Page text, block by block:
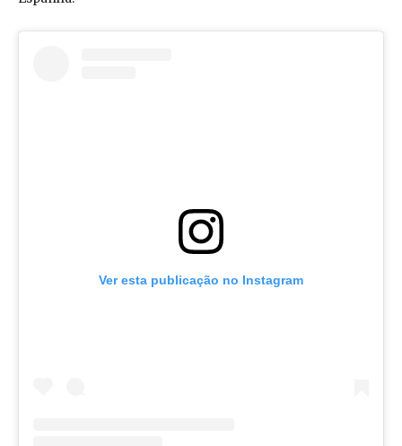
Ver esta publicação no Instagram